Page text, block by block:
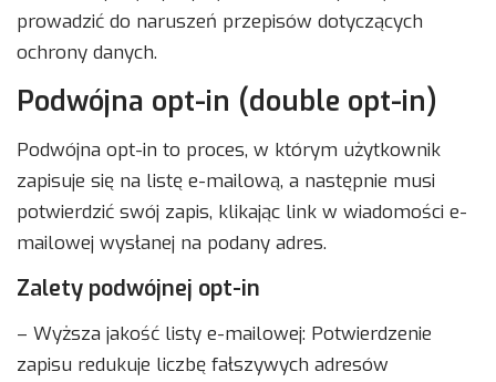
prowadzić do naruszeń przepisów dotyczących
ochrony danych.
Podwójna opt-in (double opt-in)
Podwójna opt-in to proces, w którym użytkownik
zapisuje się na listę e-mailową, a następnie musi
potwierdzić swój zapis, klikając link w wiadomości e-
mailowej wysłanej na podany adres.
Zalety podwójnej opt-in
– Wyższa jakość listy e-mailowej: Potwierdzenie
zapisu redukuje liczbę fałszywych adresów